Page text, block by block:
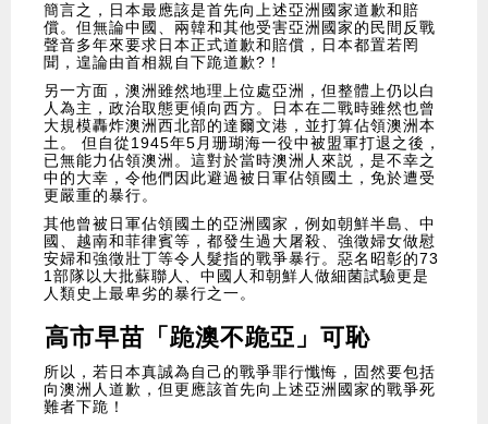
簡言之，日本最應該是首先向上述亞洲國家道歉和賠
償。但無論中國、兩韓和其他受害亞洲國家的民間反戰
聲音多年來要求日本正式道歉和賠償，日本都置若罔
聞，遑論由首相親自下跪道歉?！
另一方面，澳洲雖然地理上位處亞洲，但整體上仍以白
人為主，政治取態更傾向西方。日本在二戰時雖然也曾
大規模轟炸澳洲西北部的達爾文港，並打算佔領澳洲本
土。 但自從1945年5月珊瑚海一役中被盟軍打退之後，
已無能力佔領澳洲。這對於當時澳洲人來説，是不幸之
中的大幸，令他們因此避過被日軍佔領國土，免於遭受
更嚴重的暴行。
其他曾被日軍佔領國土的亞洲國家，例如朝鮮半島、中
國、越南和菲律賓等，都發生過大屠殺、強徵婦女做慰
安婦和強徵壯丁等令人髮指的戰爭暴行。惡名昭彰的73
1部隊以大批蘇聯人、中國人和朝鮮人做細菌試驗更是
人類史上最卑劣的暴行之一。
高市早苗「跪澳不跪亞」可恥
所以，若日本真誠為自己的戰爭罪行懺悔，固然要包括
向澳洲人道歉，但更應該首先向上述亞洲國家的戰爭死
難者下跪！